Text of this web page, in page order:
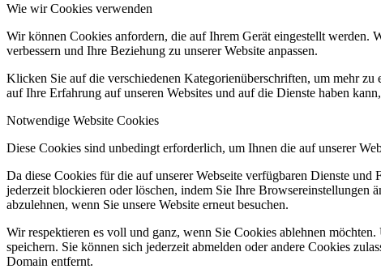
Wie wir Cookies verwenden
Wir können Cookies anfordern, die auf Ihrem Gerät eingestellt werden.
verbessern und Ihre Beziehung zu unserer Website anpassen.
Klicken Sie auf die verschiedenen Kategorienüberschriften, um mehr
auf Ihre Erfahrung auf unseren Websites und auf die Dienste haben
Notwendige Website Cookies
Diese Cookies sind unbedingt erforderlich, um Ihnen die auf unserer
Da diese Cookies für die auf unserer Webseite verfügbaren Dienste
jederzeit blockieren oder löschen, indem Sie Ihre Browsereinstellungen
abzulehnen, wenn Sie unsere Website erneut besuchen.
Wir respektieren es voll und ganz, wenn Sie Cookies ablehnen
speichern. Sie können sich jederzeit abmelden oder andere Cookies
Domain entfernt.